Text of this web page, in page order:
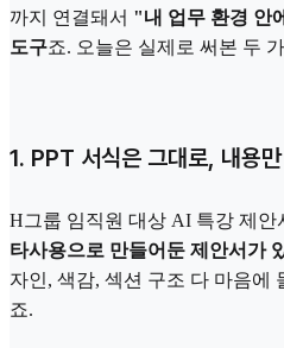
까지 연결돼서 "내 업무 환경 안
도구죠. 오늘은 실제로 써본 두
1. PPT 서식은 그대로, 내용
H그룹 임직원 대상 AI 특강 제안
타사용으로 만들어둔 제안서가
자인, 색감, 섹션 구조 다 마음에
죠.